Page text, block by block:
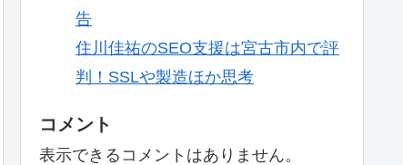
告
住川佳祐のSEO支援は宮古市内で評
判！SSLや製造ほか思考
コメント
表示できるコメントはありません。